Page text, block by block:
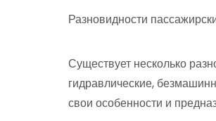
Разновидности
Существует несколько
гидравлические,
свои особенности и